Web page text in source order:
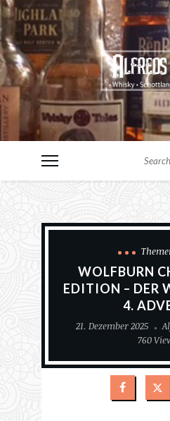
WOLFBURN
EDITION – DER
4.
21. Dezember 2025
760